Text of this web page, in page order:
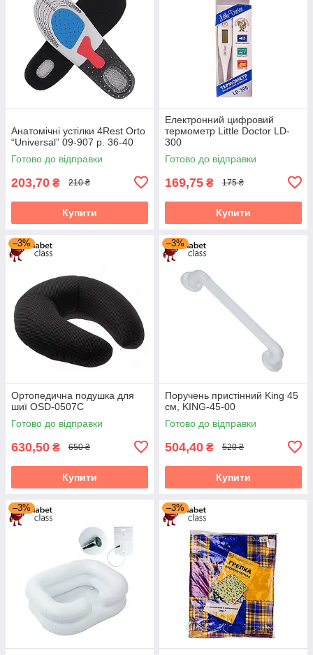
Анатомічні устілки 4Rest Orto
“Universal” 09-907 р. 36-40
Готово до відправки
203,70 ₴ 210 ₴
Купити
Електронний цифровий
термометр Little Doctor LD-
300
Готово до відправки
169,75 ₴ 175 ₴
Купити
–3%
Ортопедична подушка для
шиї OSD-0507C
Готово до відправки
630,50 ₴ 650 ₴
Купити
–3%
Поручень пристінний King 45
см, KING-45-00
Готово до відправки
504,40 ₴ 520 ₴
Купити
–3% –3%